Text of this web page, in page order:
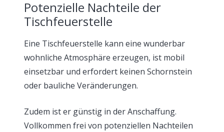
Potenzielle Nachteile der
Tischfeuerstelle
Eine Tischfeuerstelle kann eine wunderbar
wohnliche Atmosphäre erzeugen, ist mobil
einsetzbar und erfordert keinen Schornstein
oder bauliche Veränderungen.
Zudem ist er günstig in der Anschaffung.
Vollkommen frei von potenziellen Nachteilen